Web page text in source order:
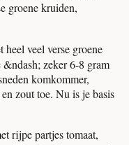
groene kruiden,
veel verse groene
zeker 6-8 gram
komkommer,
zout toe. Nu is je basis
rijpe partjes tomaat,